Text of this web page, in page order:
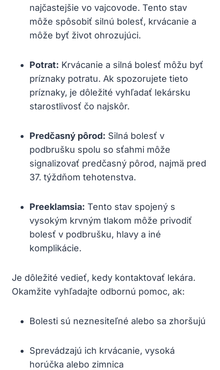
najčastejšie vo vajcovode. Tento stav
môže spôsobiť silnú bolesť, krvácanie a
môže byť život ohrozujúci.
Potrat: Krvácanie a silná bolesť môžu byť
príznaky potratu. Ak spozorujete tieto
príznaky, je dôležité vyhľadať lekársku
starostlivosť čo najskôr.
Predčasný pôrod: Silná bolesť v
podbrušku spolu so sťahmi môže
signalizovať predčasný pôrod, najmä pred
37. týždňom tehotenstva.
Preeklamsia: Tento stav spojený s
vysokým krvným tlakom môže privodiť
bolesť v podbrušku, hlavy a iné
komplikácie.
Je dôležité vedieť, kedy kontaktovať lekára.
Okamžite vyhľadajte odbornú pomoc, ak:
Bolesti sú neznesiteľné alebo sa zhoršujú
Sprevádzajú ich krvácanie, vysoká
horúčka alebo zimnica